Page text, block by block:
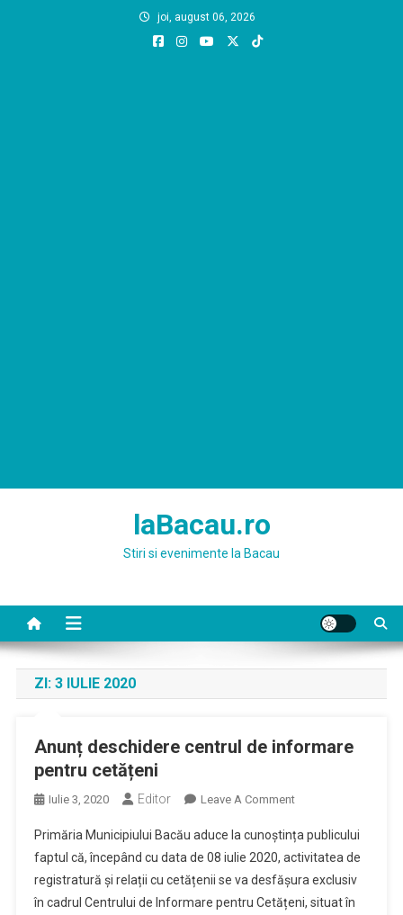
joi, august 06, 2026
laBacau.ro
Stiri si evenimente la Bacau
ZI: 3 IULIE 2020
Anunț deschidere centrul de informare
pentru cetățeni
Iulie 3, 2020 Editor Leave A CommentOn
Deschidere
Centrul
De
Informare
Primăria Municipiului Bacău aduce la cunoștința publicului
faptul că, începând cu data de 08 iulie 2020, activitatea de
registratură și relații cu cetățenii se va desfășura exclusiv
în cadrul Centrului de Informare pentru Cetățeni, situat în